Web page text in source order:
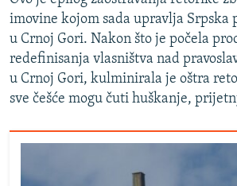
imovine kojom sada upravlja Srpska
u Crnoj Gori. Nakon što je počela
redefinisanja vlasništva nad
u Crnoj Gori, kulminirala je oštra
sve češće mogu čuti huškanje,